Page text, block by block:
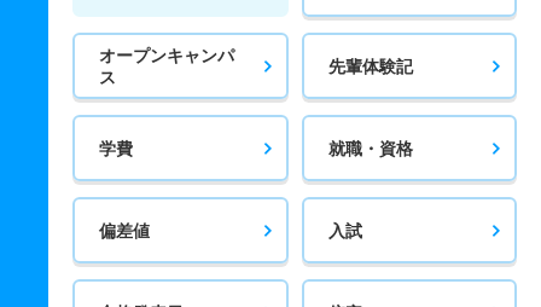
オープンキャンパ
ス
先輩体験記
学費 就職・資格
偏差値 入試